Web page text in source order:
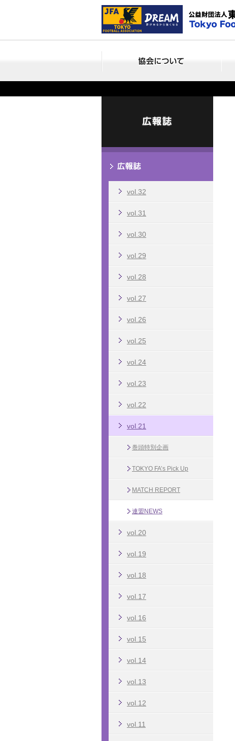
vol.32
vol.31
vol.30
vol.29
vol.28
vol.27
vol.26
vol.25
vol.24
vol.23
vol.22
vol.21
巻頭特別企画
TOKYO FA’s Pick Up
MATCH REPORT
連盟NEWS
vol.20
vol.19
vol.18
vol.17
vol.16
vol.15
vol.14
vol.13
vol.12
vol.11